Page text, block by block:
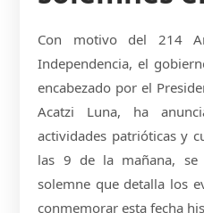
Con motivo del 214
Independencia, el
encabezado por el
Acatzi Luna, ha
actividades patrióticas y
las 9 de la mañana,
solemne que detalla los
conmemorar esta fecha